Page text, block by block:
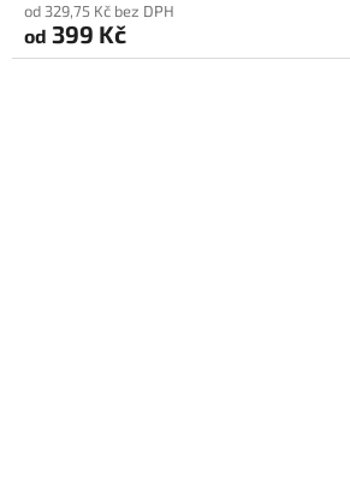
od 329,75 Kč bez DPH
od 399 Kč